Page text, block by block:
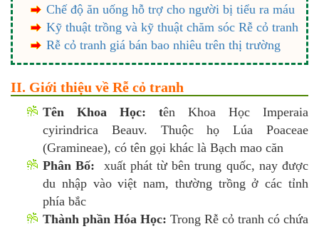
Chế độ ăn uống hỗ trợ cho người bị tiểu ra máu
Kỹ thuật trồng và kỹ thuật chăm sóc Rễ cỏ tranh
Rễ cỏ tranh giá bán bao nhiêu trên thị trường
II. Giới thiệu về Rễ cỏ tranh
Tên Khoa Học: tên Khoa Học Imperaia
cyirindrica Beauv. Thuộc họ Lúa Poaceae
(Gramineae), có tên gọi khác là Bạch mao căn
Phân Bố: xuất phát từ bên trung quốc, nay được
du nhập vào việt nam, thường trồng ở các tỉnh
phía bắc
Thành phần Hóa Học: Trong Rễ cỏ tranh có chứa